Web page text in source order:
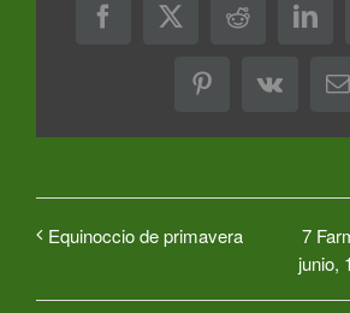
Facebook
X Reddit
Pinterest
Vk
Equinoccio de primavera
7
junio,